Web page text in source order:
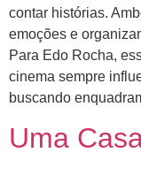
contar histórias.
emoções e
Para Edo Rocha,
cinema sempre
buscando
Uma